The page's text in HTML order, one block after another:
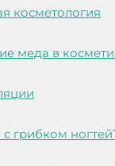
косметология
меда в
грибком